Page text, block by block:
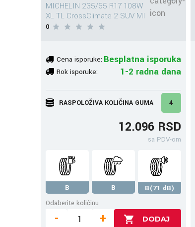
MICHELIN 235/65 R17 108W
XL TL CrossClimate 2 SUV MI
0
Cena isporuke: Besplatna isporuka
Rok isporuke: 1-2 radna dana
RASPOLOŽIVA KOLIČINA GUMA 4
12.096 RSD
sa PDV-om
B B
B(71 dB)
Odaberite količinu
- +